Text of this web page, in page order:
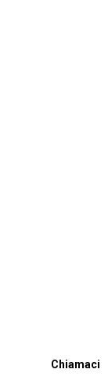
Chiamaci